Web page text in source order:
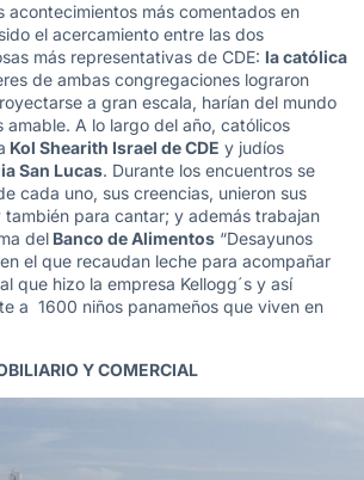
acontecimientos más comentados en
el acercamiento entre las dos
más representativas de CDE: la católica
de ambas congregaciones lograron
a gran escala, harían del mundo
amable. A lo largo del año, católicos
Kol Shearith Israel de CDE y judíos
San Lucas. Durante los encuentros se
cada uno, sus creencias, unieron sus
para cantar; y además trabajan
del Banco de Alimentos “Desayunos
el que recaudan leche para acompañar
que hizo la empresa Kellogg´s y así
a 1600 niños panameños que viven en
Y COMERCIAL